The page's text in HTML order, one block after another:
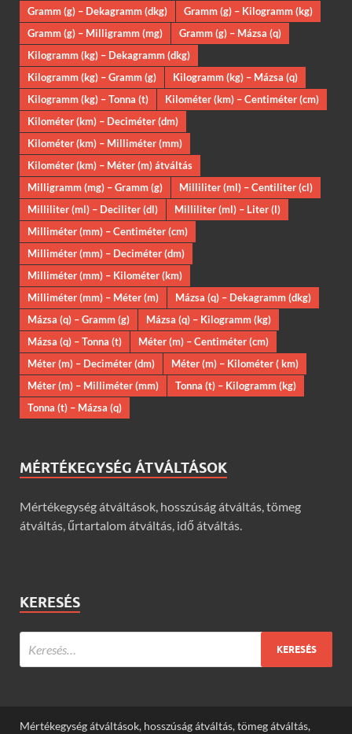
Gramm (g) – Dekagramm (dkg)
Gramm (g) – Kilogramm (kg)
Gramm (g) – Milligramm (mg)
Gramm (g) – Mázsa (q)
Kilogramm (kg) – Dekagramm (dkg)
Kilogramm (kg) – Gramm (g)
Kilogramm (kg) – Mázsa (q)
Kilogramm (kg) – Tonna (t)
Kilométer (km) – Centiméter (cm)
Kilométer (km) – Deciméter (dm)
Kilométer (km) – Milliméter (mm)
Kilométer (km) – Méter (m) átváltás
Milligramm (mg) – Gramm (g)
Milliliter (ml) – Centiliter (cl)
Milliliter (ml) – Deciliter (dl)
Milliliter (ml) – Liter (l)
Milliméter (mm) – Centiméter (cm)
Milliméter (mm) – Deciméter (dm)
Milliméter (mm) – Kilométer (km)
Milliméter (mm) – Méter (m)
Mázsa (q) – Dekagramm (dkg)
Mázsa (q) – Gramm (g)
Mázsa (q) – Kilogramm (kg)
Mázsa (q) – Tonna (t)
Méter (m) – Centiméter (cm)
Méter (m) – Deciméter (dm)
Méter (m) – Kilométer ( km)
Méter (m) – Milliméter (mm)
Tonna (t) – Kilogramm (kg)
Tonna (t) – Mázsa (q)
MÉRTÉKEGYSÉG ÁTVÁLTÁSOK
Mértékegység átváltások, hosszúság átváltás, tömeg
átváltás, űrtartalom átváltás, idő átváltás.
KERESÉS
Mértékegység átváltások, hosszúság átváltás, tömeg átváltás,